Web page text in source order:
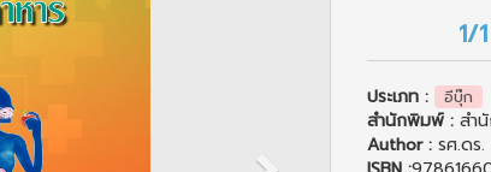
1/1
ประเภท : อีบุ๊ก
สำนักพิมพ์ : สำ
Author : รศ.ด